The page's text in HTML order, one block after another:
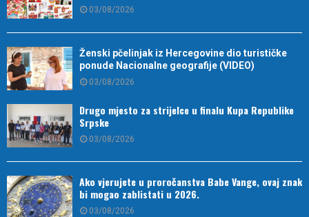
03/08/2026
Ženski pčelinjak iz Hercegovine dio turističke
ponude Nacionalne geografije (VIDEO)
03/08/2026
Drugo mjesto za strijelce u finalu Kupa Republike
Srpske
03/08/2026
Ako vjerujete u proročanstva Babe Vange, ovaj znak
bi mogao zablistati u 2026.
03/08/2026